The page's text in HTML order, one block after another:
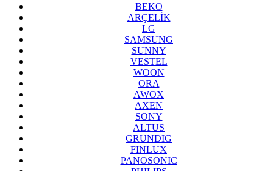
BEKO
ARÇELİK
LG
SAMSUNG
SUNNY
VESTEL
WOON
ORA
AWOX
AXEN
SONY
ALTUS
GRUNDIG
FINLUX
PANOSONIC